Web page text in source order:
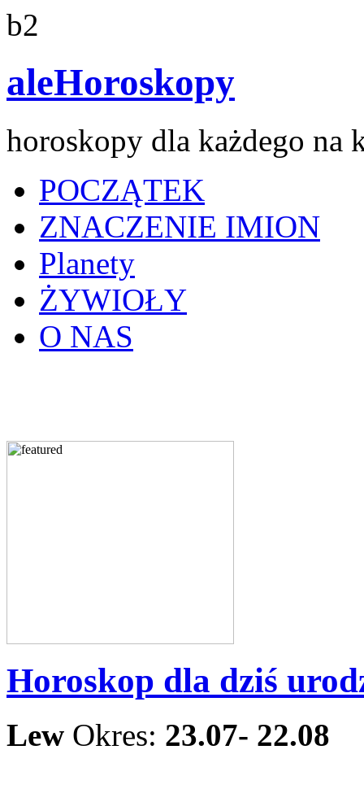
b2
aleHoroskopy
horoskopy dla każdego na
POCZĄTEK
ZNACZENIE IMION
Planety
ŻYWIOŁY
O NAS
Horoskop dla dziś
Lew Okres: 23.07- 22.08